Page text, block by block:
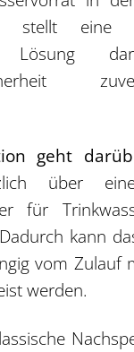
stellt eine
Lösung
geht
über
für
kann
vom Zulauf
werden.